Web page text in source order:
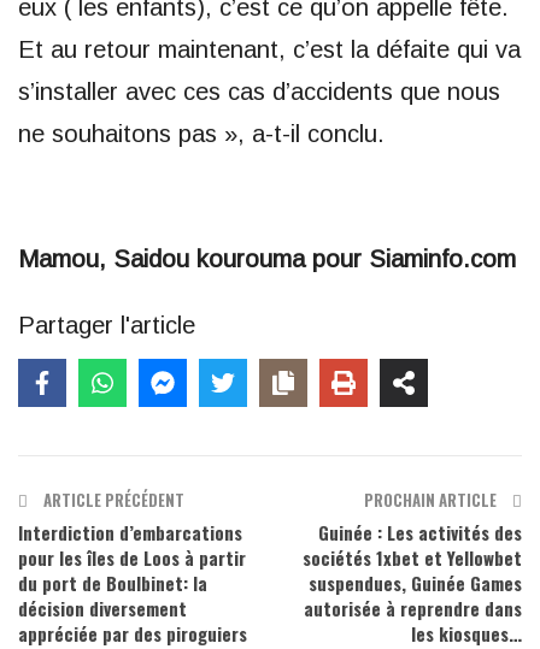
eux ( les enfants), c’est ce qu’on appelle fête.
Et au retour maintenant, c’est la défaite qui va
s’installer avec ces cas d’accidents que nous
ne souhaitons pas », a-t-il conclu.
Mamou, Saidou kourouma pour Siaminfo.com
Partager l'article
ARTICLE PRÉCÉDENT
Interdiction d’embarcations
pour les îles de Loos à partir
du port de Boulbinet: la
décision diversement
appréciée par des piroguiers
PROCHAIN ARTICLE
Guinée : Les activités des
sociétés 1xbet et Yellowbet
suspendues, Guinée Games
autorisée à reprendre dans
les kiosques…